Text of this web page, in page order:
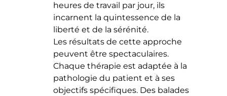
heures de travail par jour, ils
incarnent la quintessence de la
liberté et de la sérénité.
Les résultats de cette approche
peuvent être spectaculaires.
Chaque thérapie est adaptée à la
pathologie du patient et à ses
objectifs spécifiques. Des balades